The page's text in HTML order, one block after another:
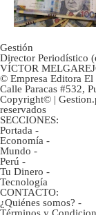
Gestión
Director Periodístico
VÍCTOR
© Empresa Editora El
Calle Paracas #532,
Copyright© |
reservados
SECCIONES:
Portada -
Economía -
Mundo -
Perú -
Tu Dinero -
Tecnología
CONTACTO:
¿Quiénes somos? -